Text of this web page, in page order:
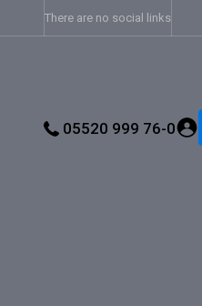
There are no social links
05520 999 76-0